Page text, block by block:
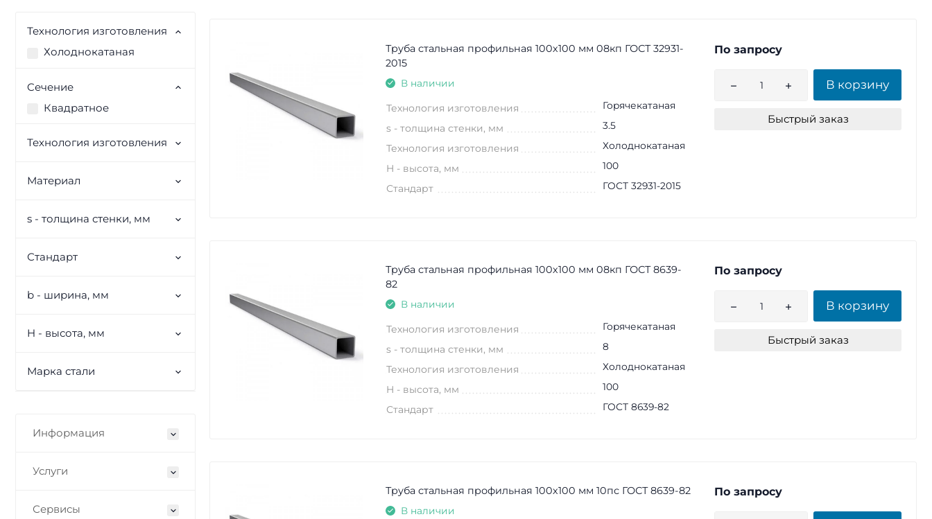
Технология изготовления
Холоднокатаная
Cечение
Квадратное
Технология изготовления
Материал
s - толщина стенки, мм
Стандарт
b - ширина, мм
H - высота, мм
Марка стали
Информация
Услуги
Сервисы
Труба стальная профильная 100х100 мм 08кп ГОСТ 32931-
2015
В наличии
Технология изготовления Горячекатаная
s - толщина стенки, мм 3.5
Технология изготовления Холоднокатаная
H - высота, мм 100
Стандарт ГОСТ 32931-2015
По запросу
В корзину
Быстрый заказ
Труба стальная профильная 100х100 мм 08кп ГОСТ 8639-
82
В наличии
Технология изготовления Горячекатаная
s - толщина стенки, мм 8
Технология изготовления Холоднокатаная
H - высота, мм 100
Стандарт ГОСТ 8639-82
По запросу
В корзину
Быстрый заказ
Труба стальная профильная 100х100 мм 10пс ГОСТ 8639-82
В наличии
По запросу